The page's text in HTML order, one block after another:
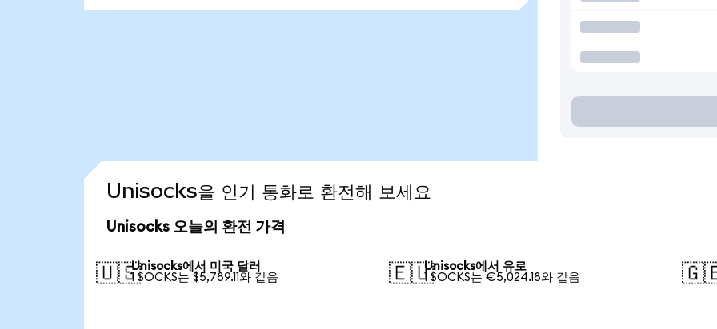
Unisocks을 인기 통화로 환전해 보세요
Unisocks 오늘의 환전 가격
🇺🇸Unisocks에서 미국 달러
1 SOCKS는 $5,789.11와 같음
🇪🇺Unisocks에서 유로
1 SOCKS는 €5,024.18와 같음